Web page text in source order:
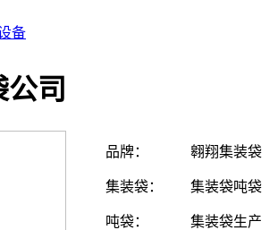
备
公司
品牌： 翱翔集装袋
集装袋： 集装袋吨袋
吨袋： 集装袋生产